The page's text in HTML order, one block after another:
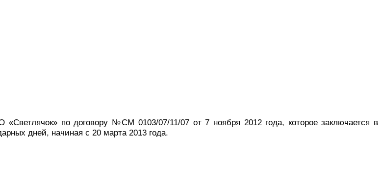
по договору №СМ 0103/07/11/07 от 7 ноября 2012 года, которое заключается в
дней, начиная с 20 марта 2013 года.